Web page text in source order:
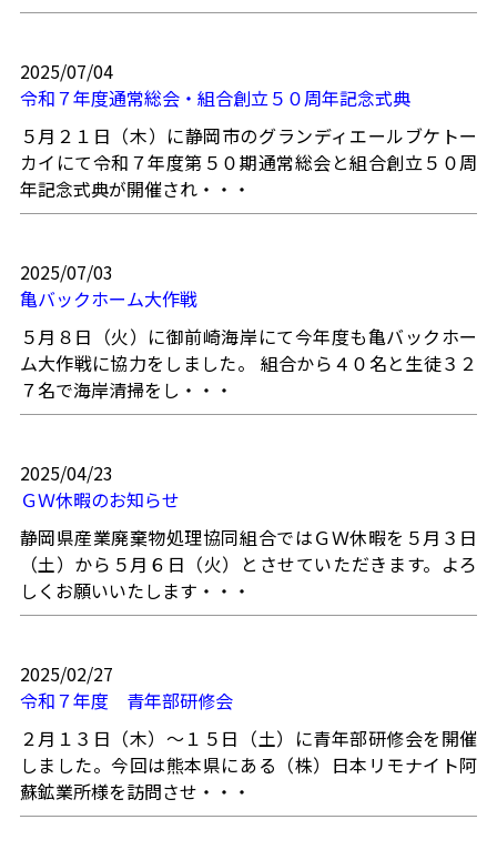
2025/07/04
令和７年度通常総会・組合創立５０周年記念式典
５月２１日（木）に静岡市のグランディエールブケトー
カイにて令和７年度第５０期通常総会と組合創立５０周
年記念式典が開催され・・・
2025/07/03
亀バックホーム大作戦
５月８日（火）に御前崎海岸にて今年度も亀バックホー
ム大作戦に協力をしました。 組合から４０名と生徒３２
７名で海岸清掃をし・・・
2025/04/23
ＧＷ休暇のお知らせ
静岡県産業廃棄物処理協同組合ではＧＷ休暇を５月３日
（土）から５月６日（火）とさせていただきます。よろ
しくお願いいたします・・・
2025/02/27
令和７年度 青年部研修会
２月１３日（木）～１５日（土）に青年部研修会を開催
しました。今回は熊本県にある（株）日本リモナイト阿
蘇鉱業所様を訪問させ・・・